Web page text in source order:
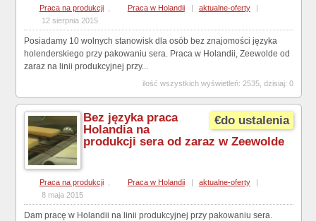
Praca na produkcji Praca w Holandii aktualne-oferty
12 sierpnia 2015
Posiadamy 10 wolnych stanowisk dla osób bez znajomości języka
holenderskiego przy pakowaniu sera. Praca w Holandii, Zeewolde od
zaraz na linii produkcyjnej przy...
ilość wszystkich wyświetleń: 2535, dzisiaj: 0
€do ustalenia
Bez języka praca
Holandia na
produkcji sera od zaraz w Zeewolde
Praca na produkcji Praca w Holandii | aktualne-oferty
|
8 maja 2015
Dam pracę w Holandii na linii produkcyjnej przy pakowaniu sera.